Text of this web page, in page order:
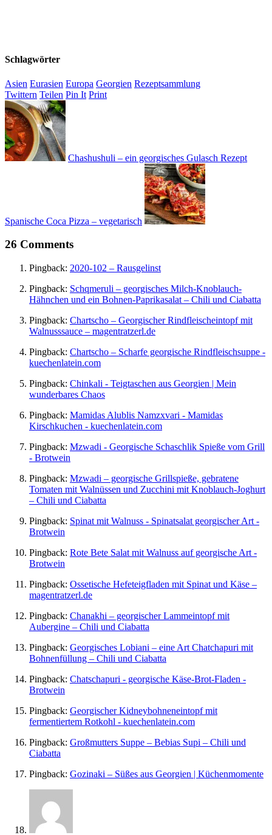
Schlagwörter
Asien Eurasien Europa Georgien Rezeptsammlung
Twittern Teilen Pin It Print
Chashushuli – ein georgisches Gulasch Rezept
Spanische Coca Pizza – vegetarisch
26 Comments
Pingback: 2020-102 – Rausgelinst
Pingback: Schqmeruli – georgisches Milch-Knoblauch-
Hähnchen und ein Bohnen-Paprikasalat – Chili und Ciabatta
Pingback: Chartscho – Georgischer Rindfleischeintopf mit
Walnusssauce – magentratzerl.de
Pingback: Chartscho – Scharfe georgische Rindfleischsuppe -
kuechenlatein.com
Pingback: Chinkali - Teigtaschen aus Georgien | Mein
wunderbares Chaos
Pingback: Mamidas Alublis Namzxvari - Mamidas
Kirschkuchen - kuechenlatein.com
Pingback: Mzwadi - Georgische Schaschlik Spieße vom Grill
- Brotwein
Pingback: Mzwadi – georgische Grillspieße, gebratene
Tomaten mit Walnüssen und Zucchini mit Knoblauch-Joghurt
– Chili und Ciabatta
Pingback: Spinat mit Walnuss - Spinatsalat georgischer Art -
Brotwein
Pingback: Rote Bete Salat mit Walnuss auf georgische Art -
Brotwein
Pingback: Ossetische Hefeteigfladen mit Spinat und Käse –
magentratzerl.de
Pingback: Chanakhi – georgischer Lammeintopf mit
Aubergine – Chili und Ciabatta
Pingback: Georgisches Lobiani – eine Art Chatchapuri mit
Bohnenfüllung – Chili und Ciabatta
Pingback: Chatschapuri - georgische Käse-Brot-Fladen -
Brotwein
Pingback: Georgischer Kidneybohneneintopf mit
fermentiertem Rotkohl - kuechenlatein.com
Pingback: Großmutters Suppe – Bebias Supi – Chili und
Ciabatta
Pingback: Gozinaki – Süßes aus Georgien | Küchenmomente